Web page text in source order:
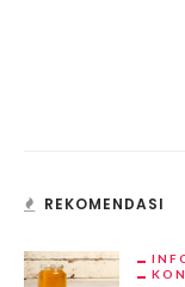
REKOMENDASI